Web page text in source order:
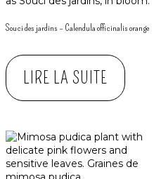
Souci des jardins – Calendula officinalis orange
LIRE LA SUITE